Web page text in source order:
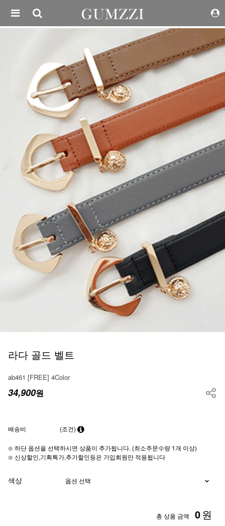
라다 골드 벨트
ab461 [FREE] 4Color
34,900원
배송비 (조건)
⊙ 하단 옵션을 선택하시면 상품이 추가됩니다. (최소주문수량 1개 이상)
⊙ 신상할인,기획특가,추가할인등은 가입회원만 적용됩니다
색상
총 상품 금액 0원